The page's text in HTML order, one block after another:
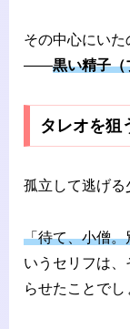
その中心にい
――黒い精子（
タレオを狙
孤立して逃げる
「待て、小僧
いうセリフは
らせたことでし